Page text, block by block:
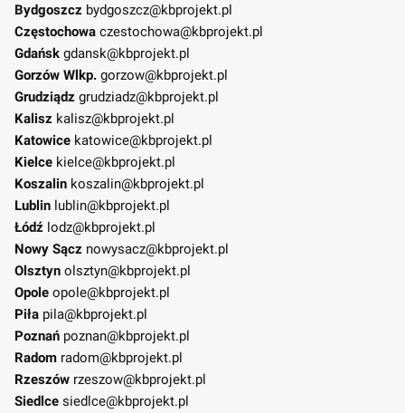
Bydgoszcz bydgoszcz@kbprojekt.pl
Częstochowa czestochowa@kbprojekt.pl
Gdańsk gdansk@kbprojekt.pl
Gorzów Wlkp. gorzow@kbprojekt.pl
Grudziądz grudziadz@kbprojekt.pl
Kalisz kalisz@kbprojekt.pl
Katowice katowice@kbprojekt.pl
Kielce kielce@kbprojekt.pl
Koszalin koszalin@kbprojekt.pl
Lublin lublin@kbprojekt.pl
Łódź lodz@kbprojekt.pl
Nowy Sącz nowysacz@kbprojekt.pl
Olsztyn olsztyn@kbprojekt.pl
Opole opole@kbprojekt.pl
Piła pila@kbprojekt.pl
Poznań poznan@kbprojekt.pl
Radom radom@kbprojekt.pl
Rzeszów rzeszow@kbprojekt.pl
Siedlce siedlce@kbprojekt.pl